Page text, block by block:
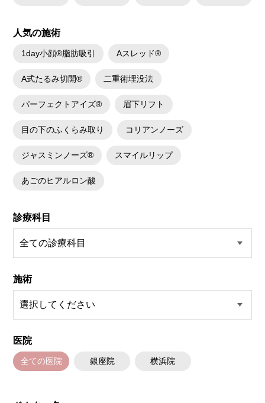
着、脂肪塞栓、皮膚のよれ、繊維の突出などを生じることがございます。
顔の脂肪吸引箇所の追加 1ヶ所ごと+162,800円(税込)
人気の施術
1day小顔®脂肪吸引 Aスレッド®
A式たるみ切開® 二重術埋没法
パーフェクトアイズ® 眉下リフト
目の下のふくらみ取り コリアンノーズ
ジャスミンノーズ® スマイルリップ
あごのヒアルロン酸
診療科目
施術
医院
全ての医院 銀座院 横浜院